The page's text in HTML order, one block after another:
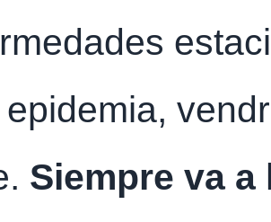
Siempre va a